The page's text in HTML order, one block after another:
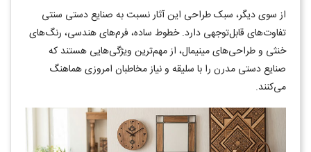
از سوی دیگر، سبک طراحی این آثار نسبت به صنایع دستی سنتی
تفاوت‌های قابل‌توجهی دارد. خطوط ساده، فرم‌های هندسی، رنگ‌های
خنثی و طراحی‌های مینیمال، از مهم‌ترین ویژگی‌هایی هستند که
صنایع دستی مدرن را با سلیقه و نیاز مخاطبان امروزی هماهنگ
می‌کنند.